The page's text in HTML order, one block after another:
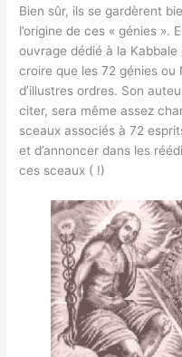
Bien sûr, ils se gardèrent
l’origine de ces « génies ».
ouvrage dédié à la
croire que les 72 génies
d’illustres ordres. Son
citer, sera même assez
sceaux associés à 72
et d’annoncer dans les
ces sceaux ( !)